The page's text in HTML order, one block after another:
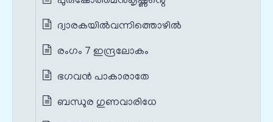
ദ്വാരകയിൽവന്നിത്തൊഴിൽ
രംഗം 7 ഇന്ദ്രലോകം
ഭഗവൻ പാകാരാതേ
ബന്ധുര ഗുണവാരിധേ